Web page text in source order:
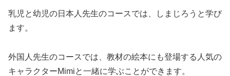
乳児と幼児の日本人先生のコースでは、しまじろうと学び
ます。
外国人先生のコースでは、教材の絵本にも登場する人気の
キャラクターMimiと一緒に学ぶことができます。